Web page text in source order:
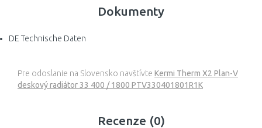
Dokumenty
DE Technische Daten
Pre odoslanie na Slovensko navštívte Kermi Therm X2 Plan-V
deskový radiátor 33 400 / 1800 PTV330401801R1K
Recenze (0)